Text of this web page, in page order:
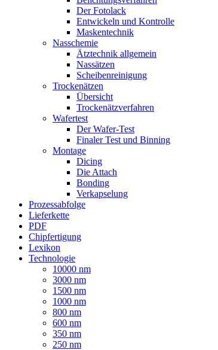
Der Fotolack
Entwickeln und Kontrolle
Maskentechnik
Nasschemie
Ätztechnik allgemein
Nassätzen
Scheibenreinigung
Trockenätzen
Übersicht
Trockenätzverfahren
Wafertest
Der Wafer-Test
Finaler Test und Binning
Montage
Dicing
Die Attach
Bonding
Verkapselung
Prozessabfolge
Lieferkette
PDF
Chipfertigung
Lexikon
Technologie
10000 nm
3000 nm
1500 nm
1000 nm
800 nm
600 nm
350 nm
250 nm